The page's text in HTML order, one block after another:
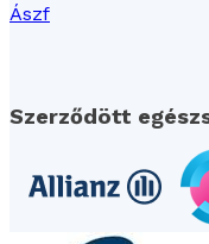
Ászf
Szerződött